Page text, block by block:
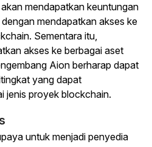
mendapatkan keuntungan
mendapatkan akses ke
Sementara itu,
akses ke berbagai aset
Aion berharap dapat
yang dapat
jenis proyek blockchain.
untuk menjadi penyedia